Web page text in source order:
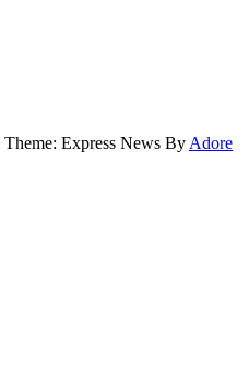
Theme: Express News By Adore